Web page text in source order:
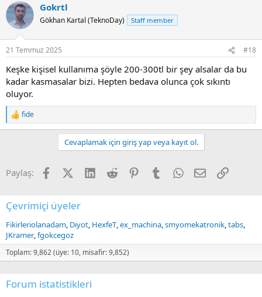
Gokrtl
Gökhan Kartal (TeknoDay) Staff member
21 Temmuz 2025 #18
Keşke kişisel kullanıma şöyle 200-300tl bir şey alsalar da bu
kadar kasmasalar bizi. Hepten bedava olunca çok sıkıntı
oluyor.
R
e
o
s
:
fide
Cevaplamak için giriş yap veya kayıt ol.
Paylaş: FacebookX (Twitter)
LinkedIn
Reddit PinterestTumblrWhatsApp
E-postaLink
Çevrimiçi üyeler
Fikirleriolanadam Diyot HexfeT ex_machina smyomekatronik tabs
JKramer fgokcegoz
Toplam: 9,862 (üye: 10, misafir: 9,852)
Forum istatistikleri